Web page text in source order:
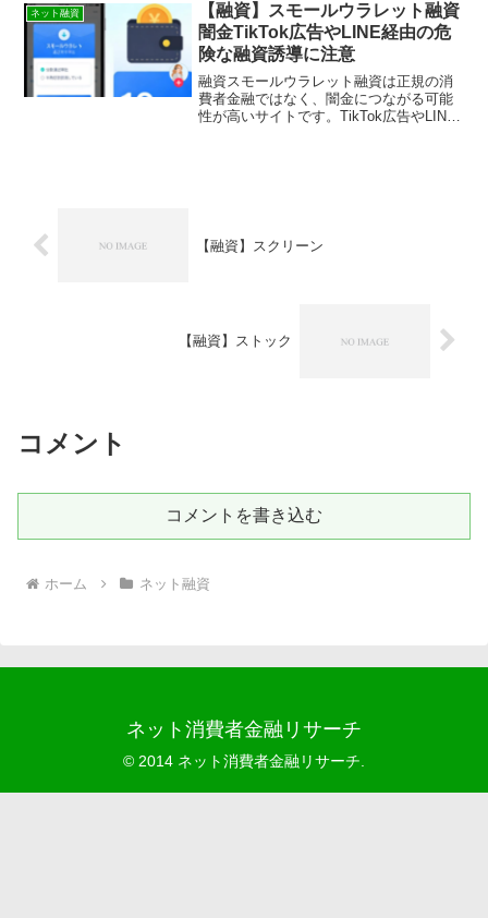
ネット融資
【融資】スモールウラレット融資
闇金TikTok広告やLINE経由の危
険な融資誘導に注意
融資スモールウラレット融資は正規の消
費者金融ではなく、闇金につながる可能
性が高いサイトです。TikTok広告やLINE
【融資】スクリーン
【融資】ストック
コメント
コメントを書き込む
ホーム ネット融資
ネット消費者金融リサーチ
© 2014 ネット消費者金融リサーチ.